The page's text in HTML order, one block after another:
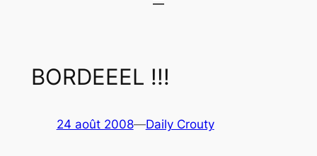
BORDEEEL !!!
24 août 2008—Daily Crouty